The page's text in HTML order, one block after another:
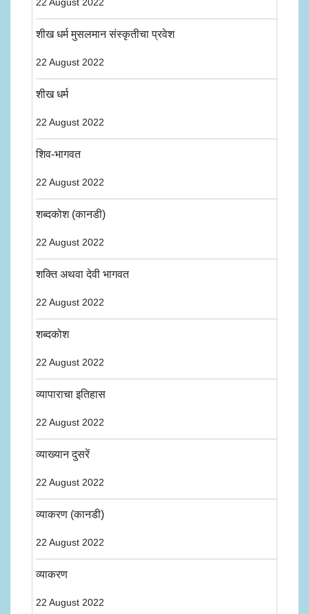
22 August 2022
शीख धर्म मुसलमान संस्कृतीचा प्रवेश
22 August 2022
शीख धर्म
22 August 2022
शिव-भागवत
22 August 2022
शब्दकोश (कानडी)
22 August 2022
शक्ति अथवा देवी भागवत
22 August 2022
शब्दकोश
22 August 2022
व्यापाराचा इतिहास
22 August 2022
व्याख्यान दुसरें
22 August 2022
व्याकरण (कानडी)
22 August 2022
व्याकरण
22 August 2022